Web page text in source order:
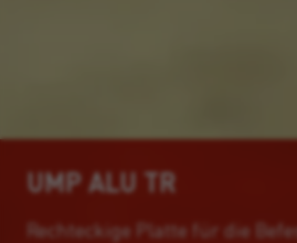
UMP ALU TR
Rechteckige Platte für die